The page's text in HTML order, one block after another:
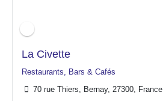
La Civette
Restaurants, Bars & Cafés
70 rue Thiers, Bernay, 27300, France